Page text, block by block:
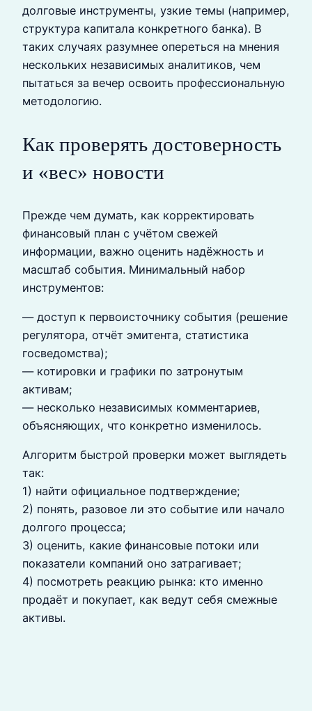
долговые инструменты, узкие темы (например,
структура капитала конкретного банка). В
таких случаях разумнее опереться на мнения
нескольких независимых аналитиков, чем
пытаться за вечер освоить профессиональную
методологию.
Как проверять достоверность
и «вес» новости
Прежде чем думать, как корректировать
финансовый план с учётом свежей
информации, важно оценить надёжность и
масштаб события. Минимальный набор
инструментов:
— доступ к первоисточнику события (решение
регулятора, отчёт эмитента, статистика
госведомства);
— котировки и графики по затронутым
активам;
— несколько независимых комментариев,
объясняющих, что конкретно изменилось.
Алгоритм быстрой проверки может выглядеть
так:
1) найти официальное подтверждение;
2) понять, разовое ли это событие или начало
долгого процесса;
3) оценить, какие финансовые потоки или
показатели компаний оно затрагивает;
4) посмотреть реакцию рынка: кто именно
продаёт и покупает, как ведут себя смежные
активы.